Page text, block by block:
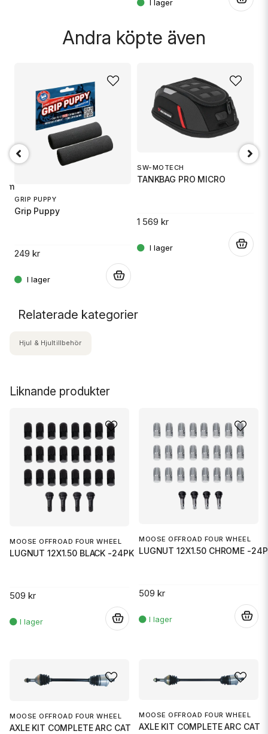
Andra köpte även
sikt. Total flexibilitet.
GRIP PUPPY
Grip Puppy
249 kr
SW-MOTECH
TANKBAG PRO MICRO
1 569 kr
Liknande produkter
MOOSE OFFROAD FOUR WHEEL
LUGNUT 12X1.50 BLACK -24PK
509 kr
MOOSE OFFROAD FOUR WHEEL
LUGNUT 12X1.50 CHROME -
509 kr
MOOSE OFFROAD FOUR WHEEL
AXLE KIT COMPLETE ARC CAT
MOOSE OFFROAD FOUR WHEEL
AXLE KIT COMPLETE ARC CAT
Relaterade kategorier
Hjul & Hjultillbehör